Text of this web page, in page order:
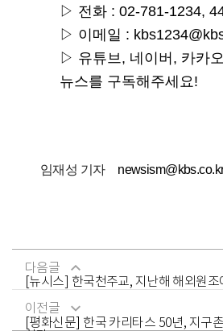
▷ 전화 : 02-781-1234,
▷ 이메일 :
▷ 유튜브, 네이버, 카카
뉴스를 구독해주세요!
임재성 기자
다음글
[뉴시스] 한국천주교, 지난해 해외원조
이전글
[평화신문] 한국 카리타스 50년, 지구